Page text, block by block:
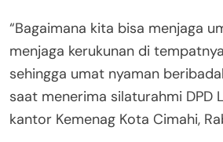
“Bagaimana kita bisa menjaga
menjaga kerukunan di
sehingga umat nyaman
saat menerima silaturahmi DPD
kantor Kemenag Kota Cimahi,